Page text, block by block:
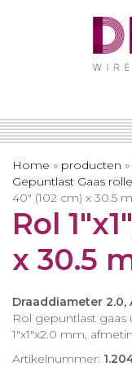
Home » producten »
Gepuntlast Gaas
40″ (102 cm) x 30.5
Rol
x 30.5
Draaddiameter 2.0,
Rol gepuntlast gaas
1″x1″x2.0 mm,
Artikelnummer: